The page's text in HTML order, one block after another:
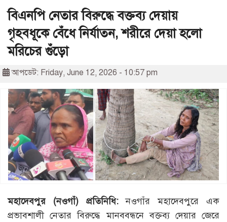
বিএনপি নেতার বিরুদ্ধে বক্তব্য দেয়ায়
গৃহবধূকে বেঁধে নির্যাতন, শরীরে দেয়া হলো
মরিচের গুঁড়ো
আপডেট: Friday, June 12, 2026 - 10:57 pm
মহাদেবপুর (নওগাঁ) প্রতিনিধি:নওগাঁর মহাদেবপুরে এক
প্রভাবশালী নেতার বিরুদ্ধে মানববন্ধনে বক্তব্য দেয়ার জেরে